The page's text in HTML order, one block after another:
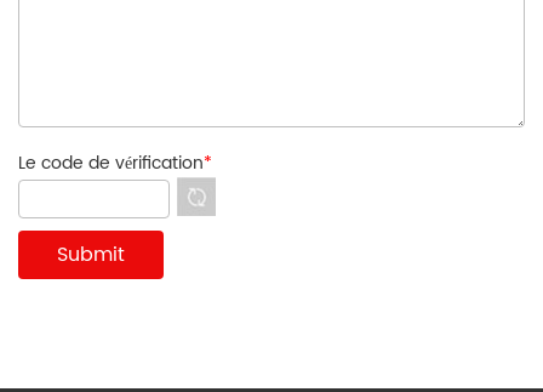
Le code de vérification*